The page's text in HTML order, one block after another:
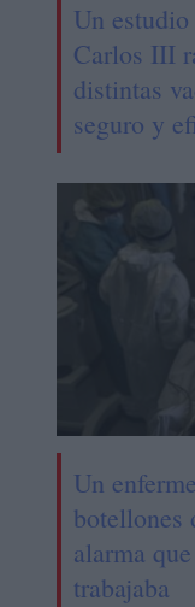
Un
Carlos III
distintas
seguro y
Un
botellones
alarma
trabajaba